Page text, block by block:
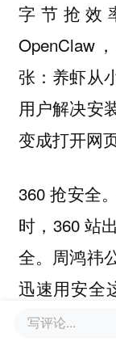
字节抢效
OpenClaw
张：养虾从
用户解决安
变成打开网
360 抢安全
时，360 站
全。周鸿祎
迅速用安全
的叙事：
写评论...